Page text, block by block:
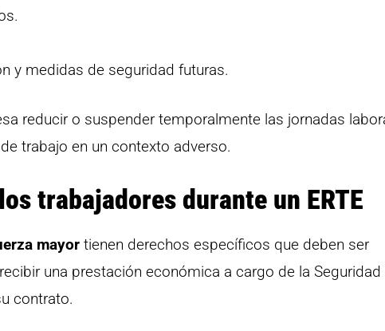
y medidas de seguridad futuras.
reducir o suspender temporalmente las jornadas
trabajo en un contexto adverso.
trabajadores durante un ERTE
mayor tienen derechos específicos que deben ser
una prestación económica a cargo de la Seguridad
contrato.